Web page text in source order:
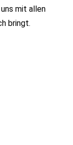
mit allen
bringt.